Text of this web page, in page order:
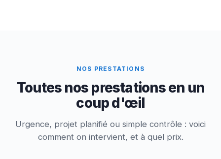
NOS PRESTATIONS
Toutes nos prestations en un
coup d'œil
Urgence, projet planifié ou simple contrôle : voici
comment on intervient, et à quel prix.